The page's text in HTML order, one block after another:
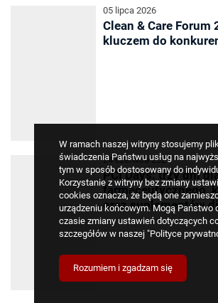
W ramach naszej witryny stosujemy
świadczenia Państwu usług na
tym w sposób dostosowany do
Korzystanie z witryny bez zmiany
cookies oznacza, że będą one
urządzeniu końcowym. Mogą Państwo
czasie zmiany ustawień dotyczących
szczegółów w naszej "Polityce
Rozumiem i zgadzam się
05 lipca 2026
Clean & Care Forum
kluczem do
24 czerwca 2026
PCI Days: trzy dni
farmaceutycznego,
oraz suplementów